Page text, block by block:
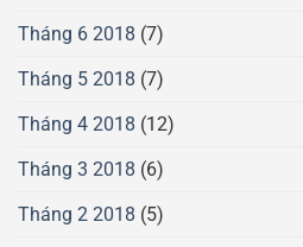
Tháng 6 2018 (7)
Tháng 5 2018 (7)
Tháng 4 2018 (12)
Tháng 3 2018 (6)
Tháng 2 2018 (5)